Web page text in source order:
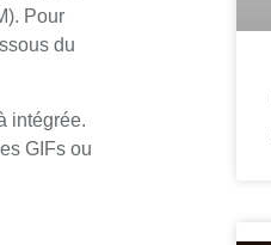
Pour
du
intégrée.
GIFs ou